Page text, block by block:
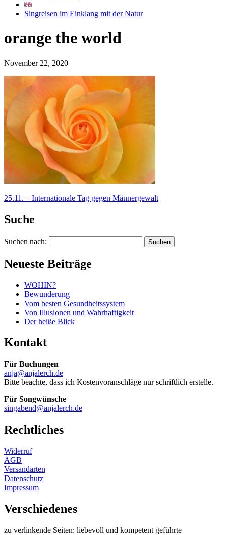
Singreisen im Einklang mit der Natur
orange the world
November 22, 2020
25.11. – Internationale Tag gegen Männergewalt
Suche
Suchen nach:
Neueste Beiträge
WOHIN?
Bewunderung
Vom besten Gesundheitssystem
Von Illusionen und Wahrhaftigkeit
Der heiße Blick
Kontakt
Für Buchungen
anja@anjalerch.de
Bitte beachte, dass ich Kostenvoranschläge nur schriftlich erstelle.
Für Songwünsche
singabend@anjalerch.de
Rechtliches
Widerruf
AGB
Versandarten
Datenschutz
Impressum
Verschiedenes
zu verlinkende Seiten: liebevoll und kompetent geführte